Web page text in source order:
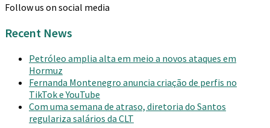
Follow us on social media
Recent News
Petróleo amplia alta em meio a novos ataques em
Hormuz
Fernanda Montenegro anuncia criação de perfis no
TikTok e YouTube
Com uma semana de atraso, diretoria do Santos
regulariza salários da CLT